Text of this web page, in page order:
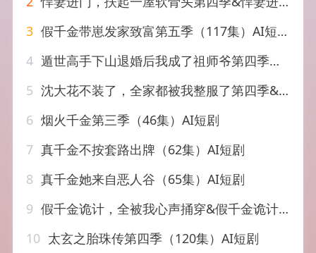
3 假千金带崽发家致富第五季（117集）AI短剧
4 遁世高手下山退婚后我成了祖师爷第四季（93集）AI短剧
5 沈大花不装了，全家都被我整服了第四季&沈大花不装了全家都被我整服了第四季（58集）
6 烟火千金第三季（46集）AI短剧
7 真千金不按套路出牌（62集）AI短剧
8 真千金她来自恶人谷（65集）AI短剧
9 假千金诡计，全被我心声捅穿&假千金诡计全被我心声捅穿（52集）AI短剧
10 太玄之胎珠传第四季（120集）AI短剧